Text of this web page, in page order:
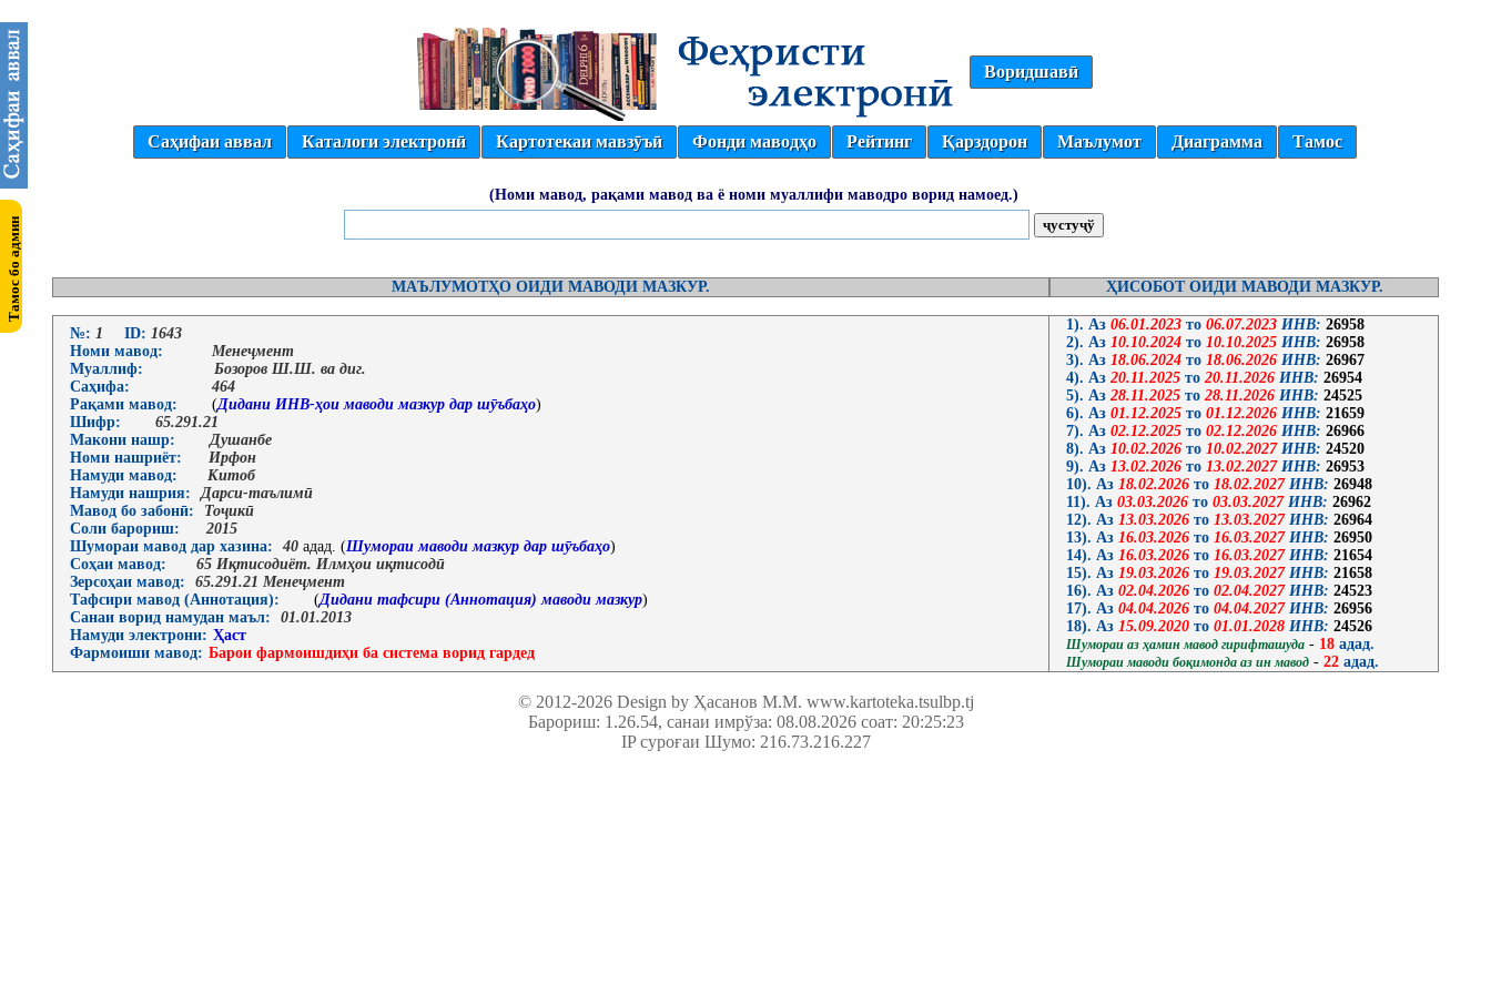
Воридшавӣ
Саҳифаи аввал Каталоги электронӣ Картотекаи мавзӯъӣ Фонди маводҳо Рейтинг Қарздорон Маълумот Диаграмма Тамос
(Номи мавод, рақами мавод ва ё номи муаллифи маводро ворид намоед.)
МАЪЛУМОТҲО ОИДИ МАВОДИ МАЗКУР. ҲИСОБОТ ОИДИ МАВОДИ МАЗКУР.
№: 1 ID: 1643
Номи мавод:
Менеҷмент
Муаллиф:
Бозоров Ш.Ш. ва диг.
Саҳифа:
464
Рақами мавод:
(Дидани ИНВ-ҳои маводи мазкур дар шӯъбаҳо)
Шифр:
65.291.21
Макони нашр:
Душанбе
Номи нашриёт:
Ирфон
Намуди мавод:
Китоб
Намуди нашрия:
Дарси-таълимӣ
Мавод бо забонӣ:
Тоҷикӣ
Соли барориш:
2015
Шумораи мавод дар хазина:
40 адад. (Шумораи маводи мазкур дар шӯъбаҳо)
Соҳаи мавод:
65 Иқтисодиёт. Илмҳои иқтисодӣ
Зерсоҳаи мавод:
65.291.21 Менеҷмент
Тафсири мавод (Аннотация):
(Дидани тафсири (Аннотация) маводи мазкур)
Санаи ворид намудан маъл:
01.01.2013
Намуди электрони: Ҳаст
Фармоиши мавод: Барои фармоишдиҳи ба система ворид гардед
1). Аз 06.01.2023 то 06.07.2023 ИНВ: 26958
2). Аз 10.10.2024 то 10.10.2025 ИНВ: 26958
3). Аз 18.06.2024 то 18.06.2026 ИНВ: 26967
4). Аз 20.11.2025 то 20.11.2026 ИНВ: 26954
5). Аз 28.11.2025 то 28.11.2026 ИНВ: 24525
6). Аз 01.12.2025 то 01.12.2026 ИНВ: 21659
7). Аз 02.12.2025 то 02.12.2026 ИНВ: 26966
8). Аз 10.02.2026 то 10.02.2027 ИНВ: 24520
9). Аз 13.02.2026 то 13.02.2027 ИНВ: 26953
10). Аз 18.02.2026 то 18.02.2027 ИНВ: 26948
11). Аз 03.03.2026 то 03.03.2027 ИНВ: 26962
12). Аз 13.03.2026 то 13.03.2027 ИНВ: 26964
13). Аз 16.03.2026 то 16.03.2027 ИНВ: 26950
14). Аз 16.03.2026 то 16.03.2027 ИНВ: 21654
15). Аз 19.03.2026 то 19.03.2027 ИНВ: 21658
16). Аз 02.04.2026 то 02.04.2027 ИНВ: 24523
17). Аз 04.04.2026 то 04.04.2027 ИНВ: 26956
18). Аз 15.09.2020 то 01.01.2028 ИНВ: 24526
Шумораи аз ҳамин мавод гирифташуда - 18 адад.
Шумораи маводи боқимонда аз ин мавод - 22 адад.
© 2012-2026 Design by Ҳасанов М.М. www.kartoteka.tsulbp.tj
Барориш: 1.26.54, санаи имрўза: 08.08.2026 соат: 20:25:23
IP суроғаи Шумо: 216.73.216.227